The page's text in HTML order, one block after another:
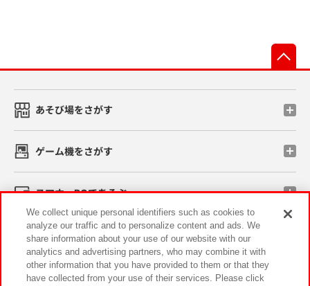
あそび場をさがす
ゲーム機をさがす
スマホ・PCであそぶ
イベント・キャンペーン
We collect unique personal identifiers such as cookies to
analyze our traffic and to personalize content and ads. We
share information about your use of our website with our
analytics and advertising partners, who may combine it with
other information that you have provided to them or that they
have collected from your use of their services. Please click